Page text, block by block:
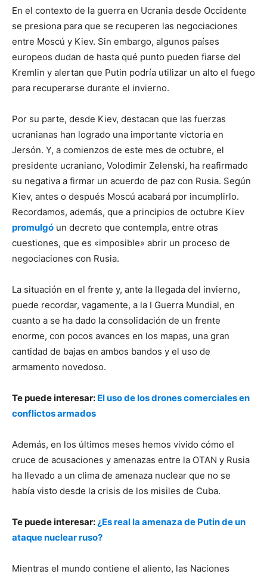
En el contexto de la guerra en Ucrania desde Occidente
se presiona para que se recuperen las negociaciones
entre Moscú y Kiev. Sin embargo, algunos países
europeos dudan de hasta qué punto pueden fiarse del
Kremlin y alertan que Putin podría utilizar un alto el fuego
para recuperarse durante el invierno.
Por su parte, desde Kiev, destacan que las fuerzas
ucranianas han logrado una importante victoria en
Jersón. Y, a comienzos de este mes de octubre, el
presidente ucraniano, Volodimir Zelenski, ha reafirmado
su negativa a firmar un acuerdo de paz con Rusia. Según
Kiev, antes o después Moscú acabará por incumplirlo.
Recordamos, además, que a principios de octubre Kiev
promulgó un decreto que contempla, entre otras
cuestiones, que es «imposible» abrir un proceso de
negociaciones con Rusia.
La situación en el frente y, ante la llegada del invierno,
puede recordar, vagamente, a la I Guerra Mundial, en
cuanto a se ha dado la consolidación de un frente
enorme, con pocos avances en los mapas, una gran
cantidad de bajas en ambos bandos y el uso de
armamento novedoso.
Te puede interesar: El uso de los drones comerciales en
conflictos armados
Además, en los últimos meses hemos vivido cómo el
cruce de acusaciones y amenazas entre la OTAN y Rusia
ha llevado a un clima de amenaza nuclear que no se
había visto desde la crisis de los misiles de Cuba.
Te puede interesar: ¿Es real la amenaza de Putin de un
ataque nuclear ruso?
Mientras el mundo contiene el aliento, las Naciones